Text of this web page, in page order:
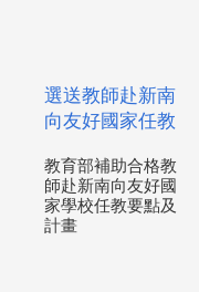
選送教師赴新南
向友好國家任教
教育部補助合格教
師赴新南向友好國
家學校任教要點及
計畫